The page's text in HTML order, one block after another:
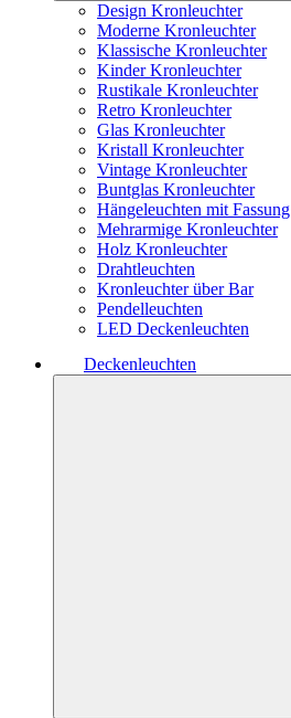
Design Kronleuchter
Moderne Kronleuchter
Klassische Kronleuchter
Kinder Kronleuchter
Rustikale Kronleuchter
Retro Kronleuchter
Glas Kronleuchter
Kristall Kronleuchter
Vintage Kronleuchter
Buntglas Kronleuchter
Hängeleuchten mit Fassung
Mehrarmige Kronleuchter
Holz Kronleuchter
Drahtleuchten
Kronleuchter über Bar
Pendelleuchten
LED Deckenleuchten
Deckenleuchten